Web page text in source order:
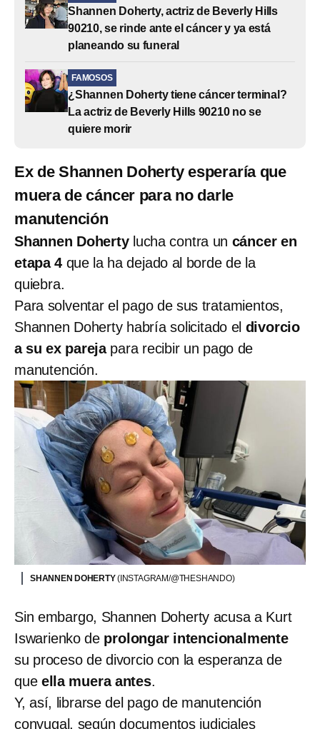
Shannen Doherty, actriz de Beverly Hills
90210, se rinde ante el cáncer y ya está
planeando su funeral
FAMOSOS
¿Shannen Doherty tiene cáncer terminal?
La actriz de Beverly Hills 90210 no se
quiere morir
Ex de Shannen Doherty esperaría que
muera de cáncer para no darle
manutención
Shannen Doherty lucha contra un cáncer en
etapa 4 que la ha dejado al borde de la
quiebra.
Para solventar el pago de sus tratamientos,
Shannen Doherty habría solicitado el divorcio
a su ex parejapara recibir un pago de
manutención.
SHANNEN DOHERTY(INSTAGRAM/@THESHANDO)
Sin embargo, Shannen Doherty acusa a Kurt
Iswarienko de prolongar intencionalmente
su proceso de divorcio con la esperanza de
que ella muera antes.
Y, así, librarse del pago de manutención
conyugal, según documentos judiciales